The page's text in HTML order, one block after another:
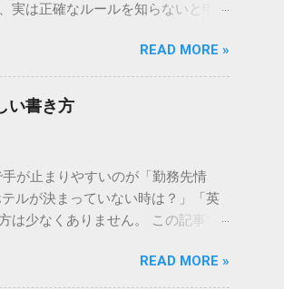
実は正確なルールを知らないと申請
。 ESTA申請「出生した市区町村
て「英字（ローマ字）」で行うの
は、**「手元のパスポートに記載
や「出生地」欄には、都道府県名
町村名（City of Birth）」と「出生
または SHINJUKU-KU 例：横浜
基本的には「SHINJUKU」
れます。 迷いやすいケース別・具
現在の名称」を記入します。ただ
READ MORE »
い書き方
が止まりやすいのが「勤務先情
ルが決まっていない時は？」「英
少なくありません。 この記事で
（Employment Information）の書
がないか」を確認するために勤務
READ MORE »